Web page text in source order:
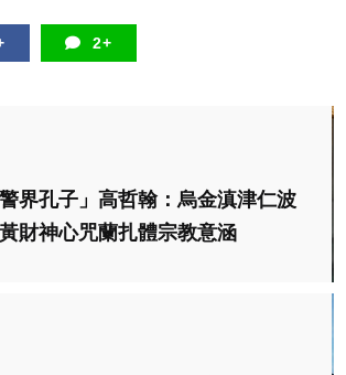
2+
界孔子」高哲翰：烏金滇津仁波
財神心咒蘭扎體宗教意涵